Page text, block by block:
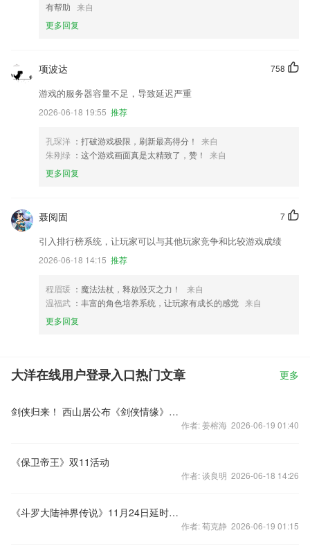
有帮助 来自
更多回复
758
项波达
游戏的服务器容量不足，导致延迟严重
2026-06-18 19:55 推荐
孔琛洋 ：打破游戏极限，刷新最高得分！
来自
朱刚绿 ：这个游戏画面真是太精致了，赞！
来自
更多回复
7
聂阅固
引入排行榜系统，让玩家可以与其他玩家竞争和比较游戏成绩
2026-06-18 14:15 推荐
程眉瑗 ：魔法法杖，释放毁灭之力！
来自
温福武 ：丰富的角色培养系统，让玩家有成长的感觉 来自
更多回复
大洋在线用户登录入口热门文章 更多
剑侠归来！ 西山居公布《剑侠情缘》手游三部曲
作者: 姜榕海 2026-06-19 01:40
《保卫帝王》双11活动
作者: 谈良明 2026-06-18 14:26
《斗罗大陆神界传说》11月24日延时开服说明
作者: 荀克静 2026-06-19 01:15